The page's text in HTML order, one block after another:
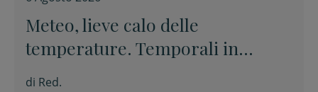
Meteo, lieve calo delle
temperature. Temporali in
appennino
di Red.